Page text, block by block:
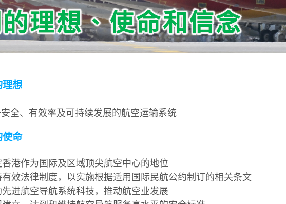
理想
全、有效率及可持续发展的航空运输系统
使命
香港作为国际及区域顶尖航空中心的地位
有效法律制度，以实施根据适用国际民航公约制订的相关条文
先进航空导航系统科技，推动航空业发展